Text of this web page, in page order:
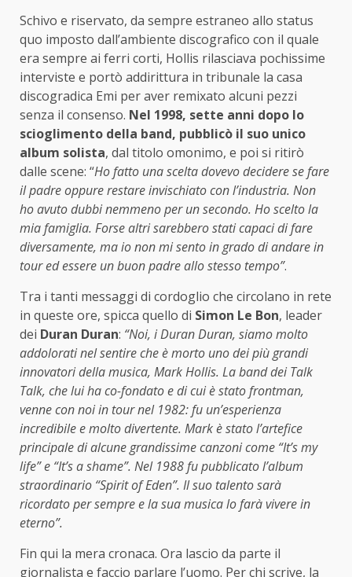
Schivo e riservato, da sempre estraneo allo status
quo imposto dall’ambiente discografico con il quale
era sempre ai ferri corti, Hollis rilasciava pochissime
interviste e portò addirittura in tribunale la casa
discogradica Emi per aver remixato alcuni pezzi
senza il consenso. Nel 1998, sette anni dopo lo
scioglimento della band, pubblicò il suo unico
album solista, dal titolo omonimo, e poi si ritirò
dalle scene: “Ho fatto una scelta dovevo decidere se fare
il padre oppure restare invischiato con l’industria. Non
ho avuto dubbi nemmeno per un secondo. Ho scelto la
mia famiglia. Forse altri sarebbero stati capaci di fare
diversamente, ma io non mi sento in grado di andare in
tour ed essere un buon padre allo stesso tempo”.
Tra i tanti messaggi di cordoglio che circolano in rete
in queste ore, spicca quello di Simon Le Bon, leader
dei Duran Duran: “Noi, i Duran Duran, siamo molto
addolorati nel sentire che è morto uno dei più grandi
innovatori della musica, Mark Hollis. La band dei Talk
Talk, che lui ha co-fondato e di cui è stato frontman,
venne con noi in tour nel 1982: fu un’esperienza
incredibile e molto divertente. Mark è stato l’artefice
principale di alcune grandissime canzoni come “It’s my
life” e “It’s a shame”. Nel 1988 fu pubblicato l’album
straordinario “Spirit of Eden”. Il suo talento sarà
ricordato per sempre e la sua musica lo farà vivere in
eterno”.
Fin qui la mera cronaca. Ora lascio da parte il
giornalista e faccio parlare l’uomo. Per chi scrive, la